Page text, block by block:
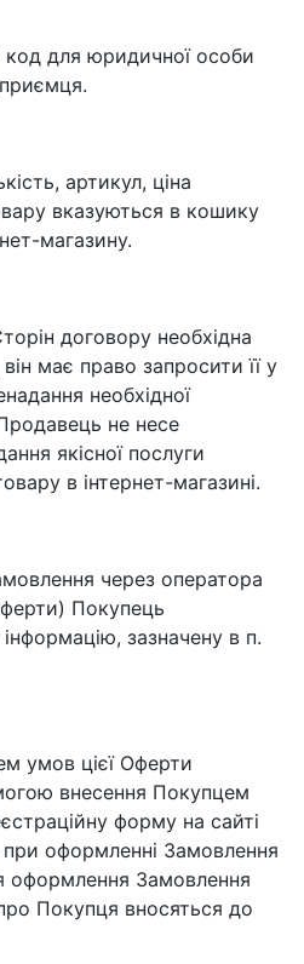
код для юридичної особи
артикул, ціна
вказуються в кошику
магазину.
договору необхідна
має право запросити її у
необхідної
не несе
якісної послуги
в інтернет-магазині.
через оператора
Покупець
зазначену в п.
умов цієї Оферти
внесення Покупцем
форму на сайті
при оформленні Замовлення
оформлення Замовлення
Покупця вносяться до